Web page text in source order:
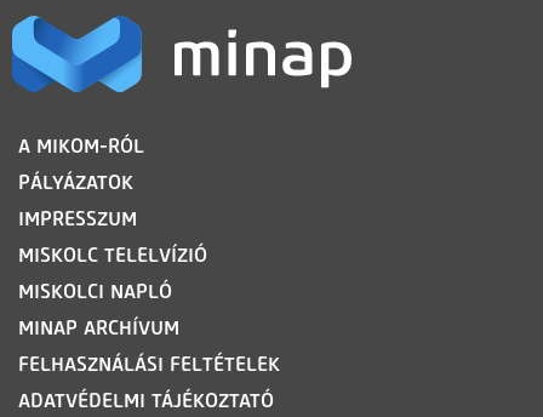
LÁBLÉC
A MIKOM-RÓL
PÁLYÁZATOK
IMPRESSZUM
MISKOLC TELELVÍZIÓ
MISKOLCI NAPLÓ
MINAP ARCHÍVUM
FELHASZNÁLÁSI FELTÉTELEK
ADATVÉDELMI TÁJÉKOZTATÓ